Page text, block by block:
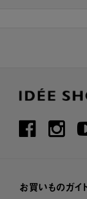
お買いものガイ